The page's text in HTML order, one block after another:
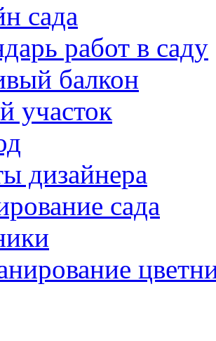
сада
работ в саду
балкон
участок
дизайнера
сада